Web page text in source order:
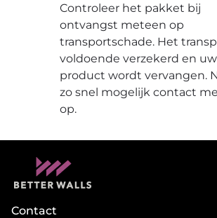
Controleer het pakket bij
ontvangst meteen op
transportschade. Het
voldoende verzekerd en uw
product wordt vervangen.
zo snel mogelijk contact
op.
Contact